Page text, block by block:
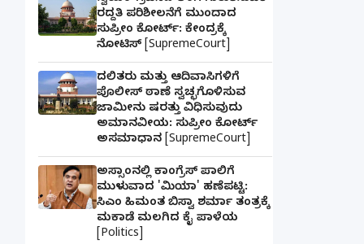
ರದ್ದತಿ ಪರಿಶೀಲನೆಗೆ ಮುಂದಾದ
ಸುಪ್ರೀಂ ಕೋರ್ಟ್: ಕೇಂದ್ರಕ್ಕೆ
ನೋಟಿಸ್ [SupremeCourt]
ದಲಿತರು ಮತ್ತು ಆದಿವಾಸಿಗಳಿಗೆ
ಪೊಲೀಸ್ ಠಾಣೆ ಸ್ವಚ್ಛಗೊಳಿಸುವ
ಜಾಮೀನು ಷರತ್ತು ವಿಧಿಸುವುದು
ಅಮಾನವೀಯ: ಸುಪ್ರೀಂ ಕೋರ್ಟ್
ಅಸಮಾಧಾನ [SupremeCourt]
ಅಸ್ಸಾಂನಲ್ಲಿ ಕಾಂಗ್ರೆಸ್ ಪಾಲಿಗೆ
ಮುಳುವಾದ 'ಮಿಯಾ' ಹಣೆಪಟ್ಟಿ:
ಸಿಎಂ ಹಿಮಂತ ಬಿಸ್ವಾ ಶರ್ಮಾ ತಂತ್ರಕ್ಕೆ
ಮಕಾಡೆ ಮಲಗಿದ ಕೈ ಪಾಳೆಯ
[Politics]